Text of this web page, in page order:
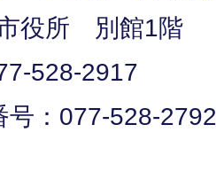
役所 別館1階
528-2917
号：077-528-2792